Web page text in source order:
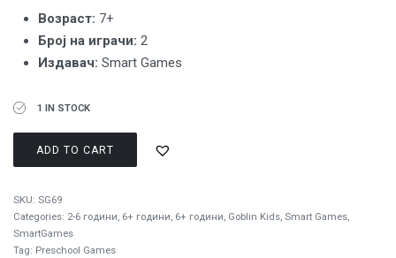
Возраст: 7+
Броj на играчи: 2
Издавач: Smart Games
1 IN STOCK
ADD TO CART
SKU: SG69
Categories: 2-6 години, 6+ години, 6+ години, Goblin Kids, Smart Games,
SmartGames
Tag: Preschool Games